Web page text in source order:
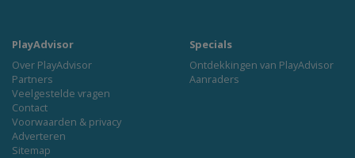
PlayAdvisor
Over PlayAdvisor
Partners
Veelgestelde vragen
Contact
Voorwaarden & privacy
Adverteren
Sitemap
Specials
Ontdekkingen van PlayAdvisor
Aanraders